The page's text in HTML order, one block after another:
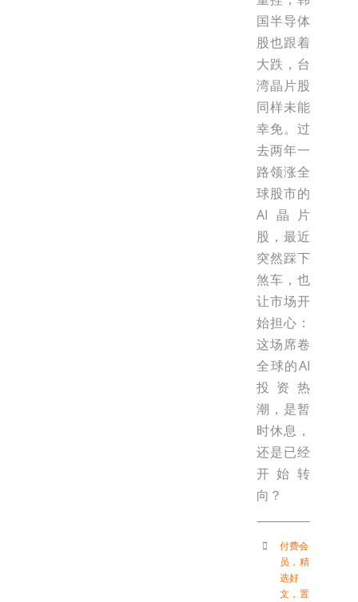
国半导体
股也跟着
大跌，台
湾晶片股
同样未能
幸免。过
去两年一
路领涨全
球股市的
AI晶片
股，最近
突然踩下
煞车，也
让市场开
始担心：
这场席卷
全球的AI
投资热
潮，是暂
时休息，
还是已经
开始转
向？
付费会
员 ， 精
选好
文 ， 置